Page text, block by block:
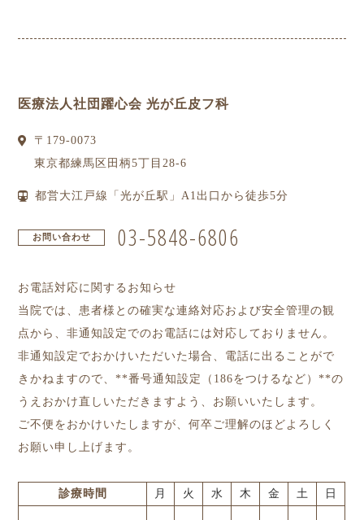
医療法人社団躍心会 光が丘皮フ科
〒 179-0073
東京都練馬区 田柄5丁目28-6
都営大江戸線「光が丘駅」A1出口から徒歩5分
お問い合わせ 03-5848-6806
お電話対応に関するお知らせ
当院では、患者様との確実な連絡対応および安全管理の観
点から、非通知設定でのお電話には対応しておりません。
非通知設定でおかけいただいた場合、電話に出ることがで
きかねますので、**番号通知設定（186をつけるなど）**の
うえおかけ直しいただきますよう、お願いいたします。
ご不便をおかけいたしますが、何卒ご理解のほどよろしく
お願い申し上げます。
診療時間 月 火 水 木 金 土 日